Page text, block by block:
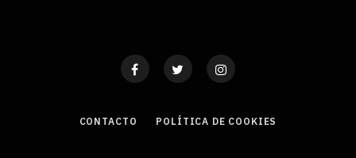
CONTACTO POLÍTICA DE COOKIES